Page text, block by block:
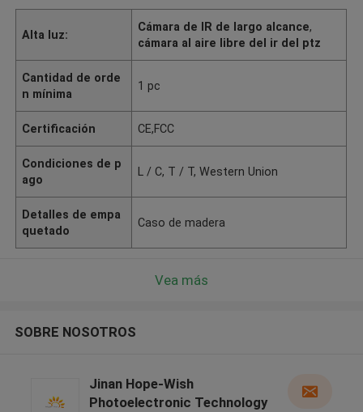
Alta luz:
Cámara de IR de largo alcance,
cámara al aire libre del ir del ptz
Cantidad de orde
n mínima
1 pc
Certificación CE,FCC
Condiciones de p
ago
L / C, T / T, Western Union
Detalles de empa
quetado
Caso de madera
Vea más
SOBRE NOSOTROS
Jinan Hope-Wish
Photoelectronic Technology